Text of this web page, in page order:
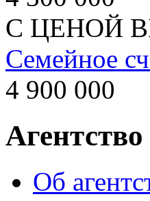
С ЦЕНОЙ
Семейное
4 900 000
Об